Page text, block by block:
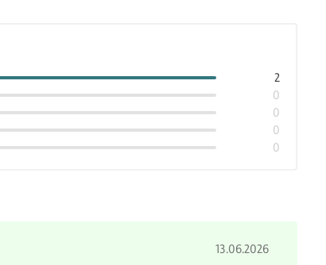
0
0
0
0
2
13.06.2026